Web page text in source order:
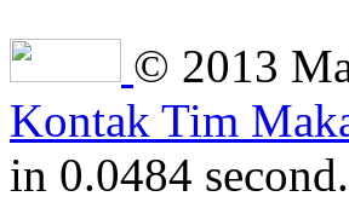
© 2013
Kontak Tim
in 0.0484 second.